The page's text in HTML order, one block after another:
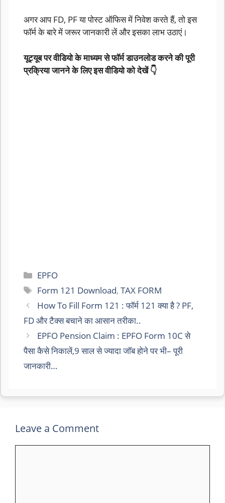
अगर आप FD, PF या पोस्ट ऑफिस में निवेश करते हैं, तो इस
फॉर्म के बारे में जरूर जानकारी लें और इसका लाभ उठाएं।
यूट्यूब पर वीडियो के माध्यम से फॉर्म डाउनलोड करने की पूरी
प्रक्रिया जानने के लिए इस वीडियो को देखें 👇
Categories
EPFO
Tags
Form 121 Download,TAX FORM
How To Fill Form 121 : फॉर्म 121 क्या है ? PF,
FD और टैक्स बचाने का आसान तरीका..
EPFO Pension Claim : EPFO Form 10C से
पैसा कैसे निकालें,9 साल से ज्यादा जॉब होने पर भी– पूरी
जानकारी…
Leave a Comment